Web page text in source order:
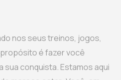
nos seus treinos, jogos,
é fazer você
sua conquista. Estamos aqui